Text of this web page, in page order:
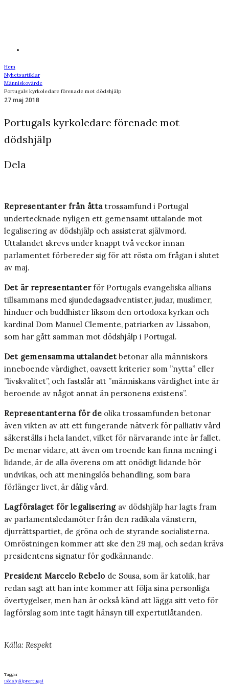
Hem
Nyhetsartiklar
Människovärde
Portugals kyrkoledare förenade mot dödshjälp
27 maj 2018
Portugals kyrkoledare förenade mot
dödshjälp
Dela
Representanter från åttatrossamfund i Portugal
undertecknade nyligen ett gemensamt uttalande mot
legalisering av dödshjälp och assisterat självmord.
Uttalandet skrevs under knappt två veckor innan
parlamentet förbereder sig för att rösta om frågan i slutet
av maj.
Det är representanterför Portugals evangeliska allians
tillsammans med sjundedagsadventister, judar, muslimer,
hinduer och buddhister liksom den ortodoxa kyrkan och
kardinal Dom Manuel Clemente, patriarken av Lissabon,
som har gått samman mot dödshjälp i Portugal.
Det gemensamma uttalandet betonar alla människors
inneboende värdighet, oavsett kriterier som ”nytta” eller
”livskvalitet”, och fastslår att ”människans värdighet inte är
beroende av något annat än personens existens”.
Representanterna för de olika trossamfunden betonar
även vikten av att ett fungerande nätverk för palliativ vård
säkerställs i hela landet, vilket för närvarande inte är fallet.
De menar vidare, att även om troende kan finna mening i
lidande, är de alla överens om att onödigt lidande bör
undvikas, och att meningslös behandling, som bara
förlänger livet, är dålig vård.
Lagförslaget för legaliseringav dödshjälp har lagts fram
av parlamentsledamöter från den radikala vänstern,
djurrättspartiet, de gröna och de styrande socialisterna.
Omröstningen kommer att ske den 29 maj, och sedan krävs
presidentens signatur för godkännande.
President Marcelo Rebelode Sousa, som är katolik, har
redan sagt att han inte kommer att följa sina personliga
övertygelser, men han är också känd att lägga sitt veto för
lagförslag som inte tagit hänsyn till expertutlåtanden.
Källa: Respekt
Taggar
DödshjälpPortugal